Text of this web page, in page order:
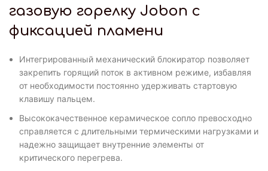
газовую горелку Jobon с
фиксацией пламени
Интегрированный механический блокиратор позволяет
закрепить горящий поток в активном режиме, избавляя
от необходимости постоянно удерживать стартовую
клавишу пальцем.
Высококачественное керамическое сопло превосходно
справляется с длительными термическими нагрузками и
надежно защищает внутренние элементы от
критического перегрева.